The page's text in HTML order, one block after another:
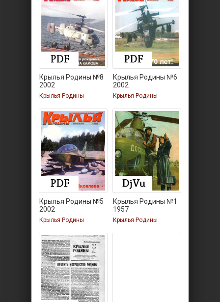
Крылья Родины №8
2002
Крылья Родины
Крылья Родины №6
2002
Крылья Родины
Крылья Родины №5
2002
Крылья Родины
Крылья Родины №1
1957
Крылья Родины